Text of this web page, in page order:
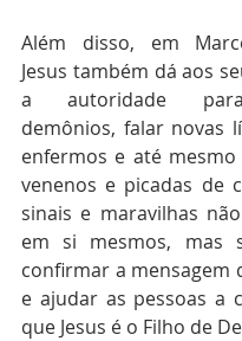
Além disso, em
Jesus também dá aos
a autoridade
demônios, falar novas
enfermos e até
venenos e picadas de
sinais e maravilhas
em si mesmos, mas
confirmar a mensagem
e ajudar as pessoas a
que Jesus é o Filho de